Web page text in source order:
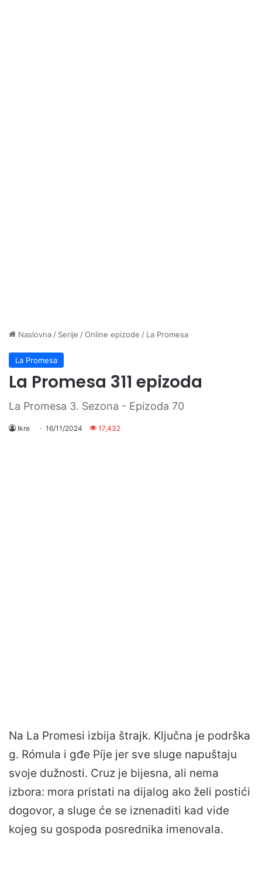
Naslovna / Serije /Online epizode / La Promesa
La Promesa
La Promesa 311 epizoda
La Promesa 3. Sezona - Epizoda 70
Ikre 16/11/2024 17,432
Na La Promesi izbija štrajk. Ključna je podrška
g. Rómula i gđe Píje jer sve sluge napuštaju
svoje dužnosti. Cruz je bijesna, ali nema
izbora: mora pristati na dijalog ako želi postići
dogovor, a sluge će se iznenaditi kad vide
kojeg su gospoda posrednika imenovala.